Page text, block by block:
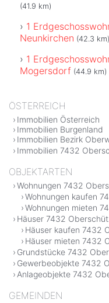
(41.9 km)
1
Neunkirchen (42.3 km)
1
Mogersdorf (44.9 km)
ÖSTERREICH
Immobilien Österreich
Immobilien Burgenland
Immobilien Bezirk
Immobilien 7432
OBJEKTARTEN
Wohnungen 7432
Wohnungen kaufen
Wohnungen mieten
Häuser 7432
Häuser kaufen 7432
Häuser mieten 7432
Grundstücke 7432
Gewerbeobjekte 7432
Anlageobjekte 7432
GEMEINDEN